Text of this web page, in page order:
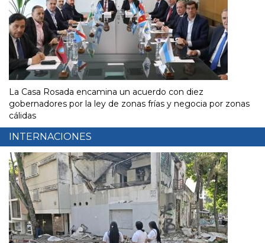
La Casa Rosada encamina un acuerdo con diez
gobernadores por la ley de zonas frías y negocia por zonas
cálidas
INTERNACIONES